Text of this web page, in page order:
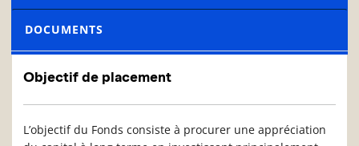
DOCUMENTS
Objectif de placement
L’objectif du Fonds consiste à procurer une appréciation